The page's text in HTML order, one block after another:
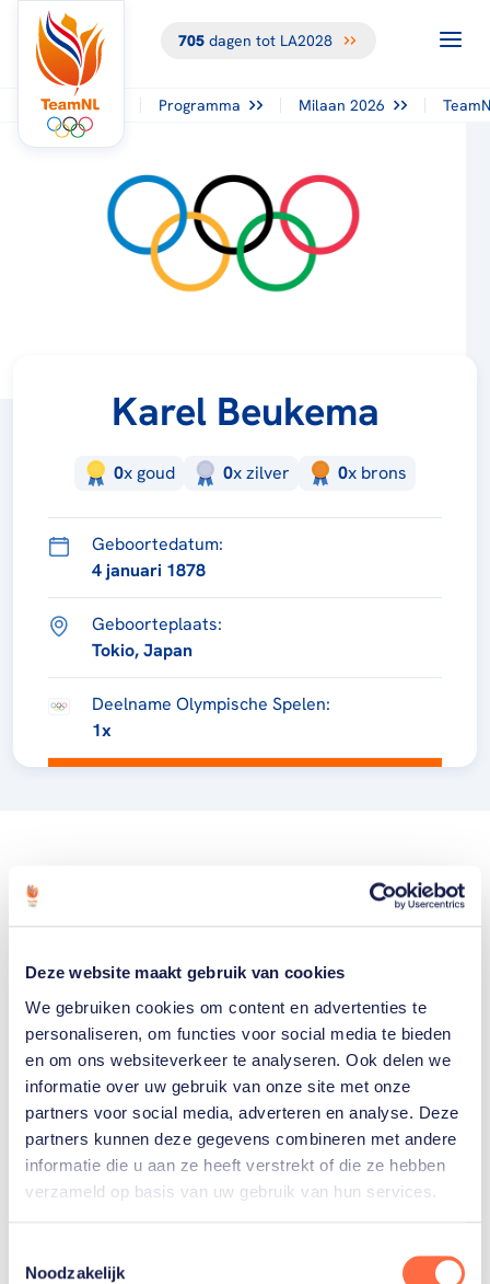
Deze website maakt gebruik van cookies
We gebruiken cookies om content en advertenties te
personaliseren, om functies voor social media te bieden
en om ons websiteverkeer te analyseren. Ook delen we
informatie over uw gebruik van onze site met onze
partners voor social media, adverteren en analyse. Deze
partners kunnen deze gegevens combineren met andere
informatie die u aan ze heeft verstrekt of die ze hebben
verzameld op basis van uw gebruik van hun services.
Noodzakelijk
705dagen tot LA2028
Programma Milaan 2026
Karel Beukema
0x goud 0xzilver 0x brons
Geboortedatum:
4 januari 1878
Geboorteplaats:
Tokio, Japan
Deelname Olympische Spelen:
1x
Welke Nederlanders hebben er
ooit meegedaan aan de
Olympische Spelen?